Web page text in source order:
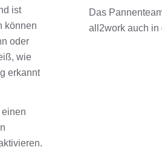
ist
können
oder
wie
erkannt
Das
all2work auch in